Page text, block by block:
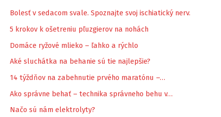
Bolesť v sedacom svale. Spoznajte svoj ischiatický nerv.
5 krokov k ošetreniu pľuzgierov na nohách
Domáce ryžové mlieko – ľahko a rýchlo
Aké sluchátka na behanie sú tie najlepšie?
14 týždňov na zabehnutie prvého maratónu –…
Ako správne behať – technika správneho behu v…
Načo sú nám elektrolyty?